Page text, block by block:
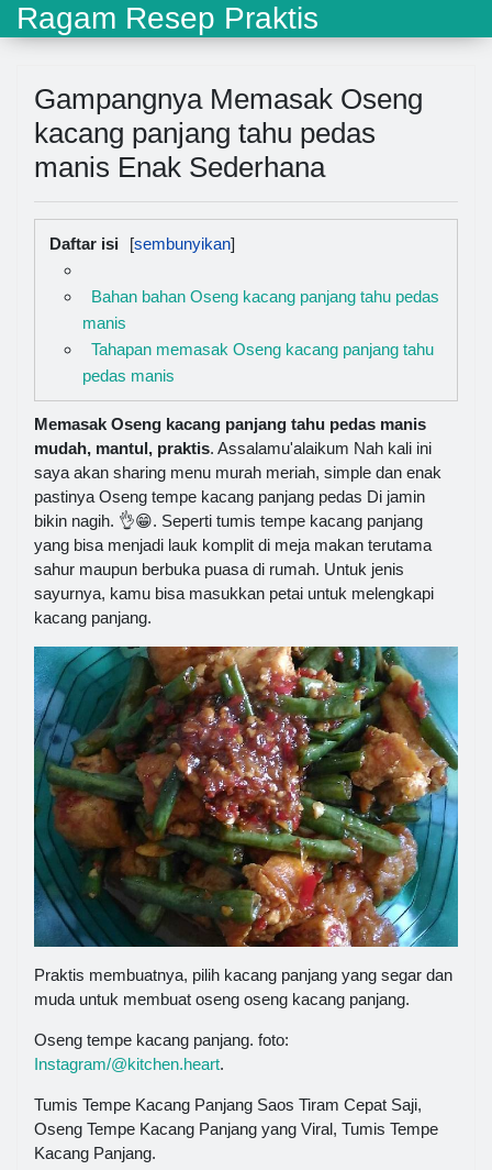
Ragam Resep Praktis
Gampangnya Memasak Oseng
kacang panjang tahu pedas
manis Enak Sederhana
Daftar isi
Bahan bahan Oseng kacang panjang tahu pedas
manis
Tahapan memasak Oseng kacang panjang tahu
pedas manis
Memasak Oseng kacang panjang tahu pedas manis
mudah, mantul, praktis. Assalamu'alaikum Nah kali ini
saya akan sharing menu murah meriah, simple dan enak
pastinya Oseng tempe kacang panjang pedas Di jamin
bikin nagih. 👌😁. Seperti tumis tempe kacang panjang
yang bisa menjadi lauk komplit di meja makan terutama
sahur maupun berbuka puasa di rumah. Untuk jenis
sayurnya, kamu bisa masukkan petai untuk melengkapi
kacang panjang.
Praktis membuatnya, pilih kacang panjang yang segar dan
muda untuk membuat oseng oseng kacang panjang.
Oseng tempe kacang panjang. foto:
Instagram/@kitchen.heart.
Tumis Tempe Kacang Panjang Saos Tiram Cepat Saji,
Oseng Tempe Kacang Panjang yang Viral, Tumis Tempe
Kacang Panjang.